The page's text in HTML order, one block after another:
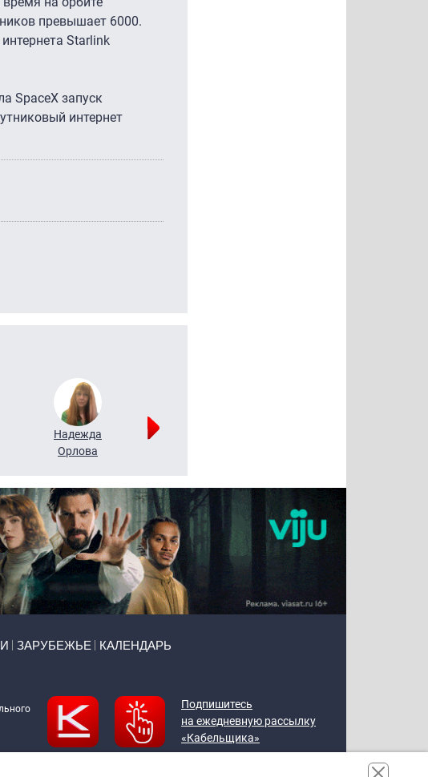
превышает 6000.
Starlink
SpaceX запуск
интернет
Надежда
Орлова
ЗАРУБЕЖЬЕ КАЛЕНДАРЬ
Подпишитесь
на ежедневную рассылку
«Кабельщика»